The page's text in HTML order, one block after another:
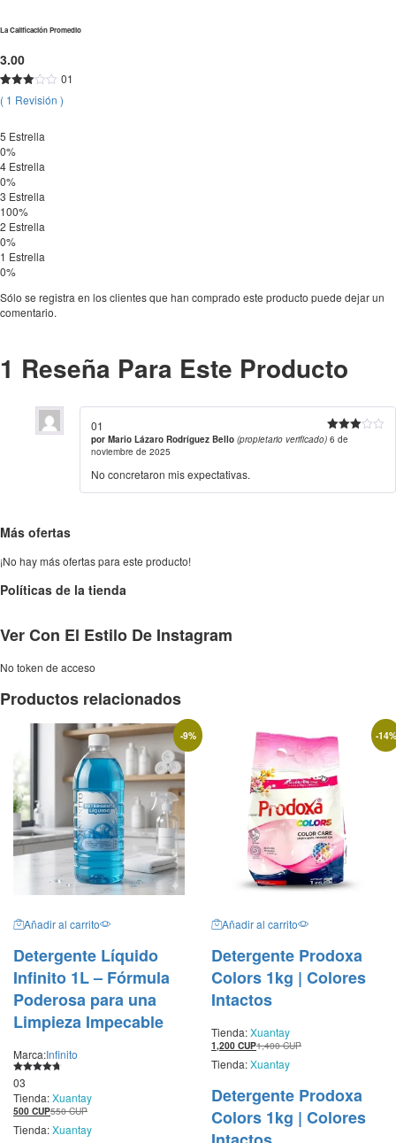
La Calificación Promedio
3.00
Valorado
con
base
a
1
valoración
de un
cliente
01
( 1 Revisión )
5 Estrella
0%
4 Estrella
0%
3 Estrella
100%
2 Estrella
0%
1 Estrella
0%
Sólo se registra en los clientes que han comprado este producto puede dejar un
comentario.
1 Reseña Para Este Producto
Valorado
01
por Mario Lázaro Rodríguez Bello (propietario verificado) 6 de
noviembre de 2025
No concretaron mis expectativas.
Más ofertas
¡No hay más ofertas para este producto!
Políticas de la tienda
Ver Con El Estilo De Instagram
No token de acceso
Productos relacionados
-9%
Añadir al carrito
Detergente Líquido
Infinito 1L – Fórmula
Poderosa para una
Limpieza Impecable
Marca:Infinito
Valorado
con
4.67
de 5
03
Tienda:Xuantay
500 CUP550CUP
Tienda:Xuantay
-14%
Añadir al carrito
Detergente Prodoxa
Colors 1kg | Colores
Intactos
Tienda:Xuantay
1,200 CUP1,400CUP
Tienda:Xuantay
Detergente Prodoxa
Colors 1kg | Colores